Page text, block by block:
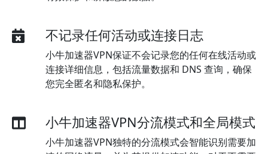
不记录任何活动或连接日志
小牛加速器VPN保证不会记录您的任何在线活动或
连接详细信息，包括流量数据和 DNS 查询，确保
您完全匿名和隐私保护。
小牛加速器VPN分流模式和全局模式
小牛加速器VPN独特的分流模式会智能识别需要加